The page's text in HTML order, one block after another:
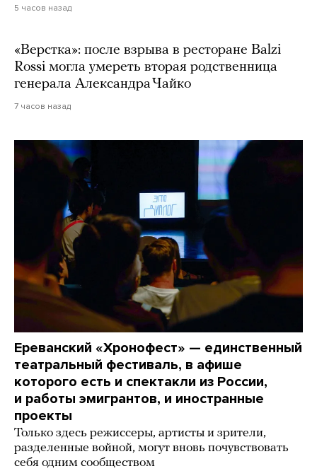
5 часов назад
«Верстка»: после взрыва в ресторане Balzi
Rossi могла умереть вторая родственница
генерала Александра Чайко
7 часов назад
Ереванский «Хронофест» — единственный
театральный фестиваль, в афише
которого есть и спектакли из России,
и работы эмигрантов, и иностранные
проекты
Только здесь режиссеры, артисты и зрители,
разделенные войной, могут вновь почувствовать
себя одним сообществом